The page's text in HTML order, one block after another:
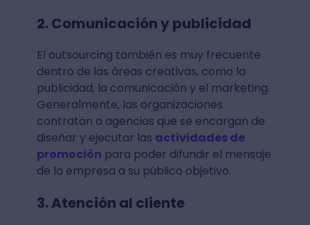
2. Comunicación y publicidad
El outsourcing también es muy frecuente
dentro de las áreas creativas, como la
publicidad, la comunicación y el marketing.
Generalmente, las organizaciones
contratan a agencias que se encargan de
diseñar y ejecutar las actividades de
promoción para poder difundir el mensaje
de la empresa a su público objetivo.
3. Atención al cliente